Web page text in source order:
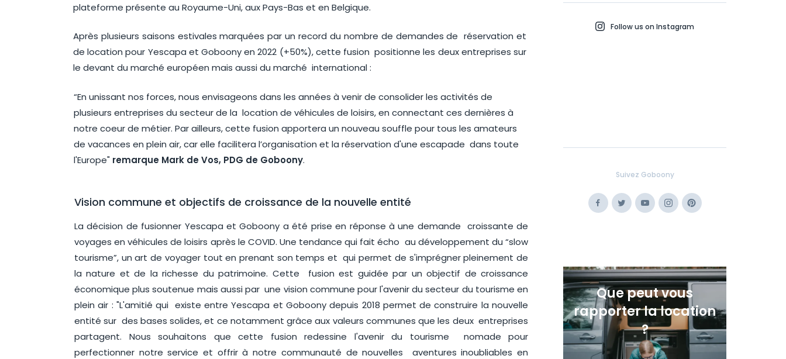
plateforme présente au Royaume-Uni, aux Pays-Bas et en Belgique.
Après plusieurs saisons estivales marquées par un record du nombre de demandes de réservation et
de location pour Yescapa et Goboony en 2022 (+50%), cette fusion positionne les deux entreprises sur
le devant du marché européen mais aussi du marché international :
“En unissant nos forces, nous envisageons dans les années à venir de consolider les activités de
plusieurs entreprises du secteur de la location de véhicules de loisirs, en connectant ces dernières à
notre coeur de métier. Par ailleurs, cette fusion apportera un nouveau souffle pour tous les amateurs
de vacances en plein air, car elle facilitera l’organisation et la réservation d'une escapade dans toute
l'Europe" remarque Mark de Vos, PDG de Goboony.
Vision commune et objectifs de croissance de la nouvelle entité
La décision de fusionner Yescapa et Goboony a été prise en réponse à une demande croissante de
voyages en véhicules de loisirs après le COVID. Une tendance qui fait écho au développement du “slow
tourisme”, un art de voyager tout en prenant son temps et qui permet de s'imprégner pleinement de
la nature et de la richesse du patrimoine. Cette fusion est guidée par un objectif de croissance
économique plus soutenue mais aussi par une vision commune pour l'avenir du secteur du tourisme en
plein air : "L'amitié qui existe entre Yescapa et Goboony depuis 2018 permet de construire la nouvelle
entité sur des bases solides, et ce notamment grâce aux valeurs communes que les deux entreprises
partagent. Nous souhaitons que cette fusion redessine l'avenir du tourisme nomade pour
perfectionner notre service et offrir à notre communauté de nouvelles aventures inoubliables en
Follow us on Instagram
Suivez Goboony
Facebook
TwitterYoutubeInstagramPinterest
Que peut vous
rapporter la location
?